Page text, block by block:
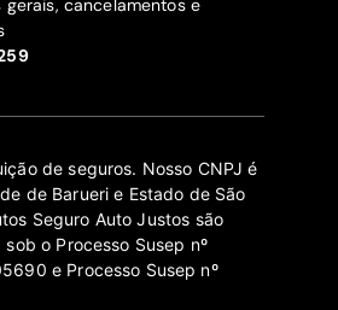
gerais, cancelamentos e
de seguros. Nosso CNPJ é
de Barueri e Estado de São
Seguro Auto Justos são
o Processo Susep nº
e Processo Susep nº